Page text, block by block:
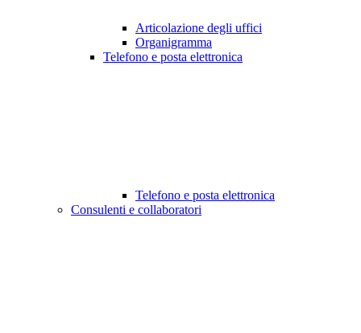
Articolazione degli uffici
Organigramma
Telefono e posta elettronica
Telefono e posta elettronica
Consulenti e collaboratori